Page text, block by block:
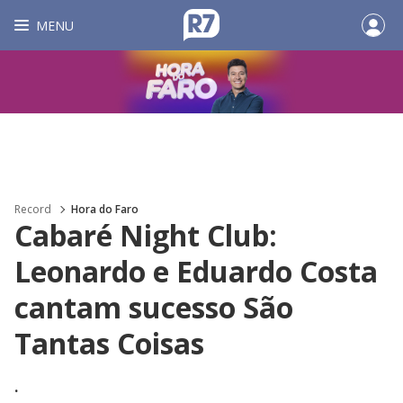
MENU
Record Hora do Faro
Cabaré Night Club:
Leonardo e Eduardo Costa
cantam sucesso São
Tantas Coisas
.